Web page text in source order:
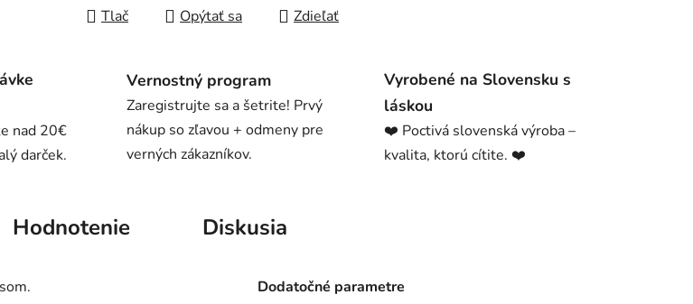
Tlač Opýtať sa Zdieľať
nad 20€
darček.
Vernostný program
Zaregistrujte sa a šetrite! Prvý
nákup so zľavou + odmeny pre
verných zákazníkov.
Vyrobené na Slovensku s
láskou
❤️ Poctivá slovenská výroba –
kvalita, ktorú cítite. ❤️
Hodnotenie Diskusia
Dodatočné parametre